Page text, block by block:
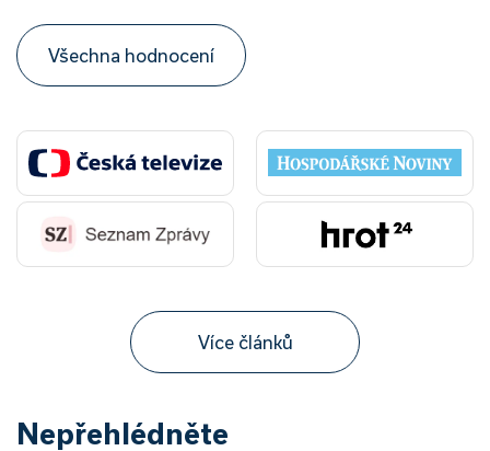
Všechna hodnocení
Více článků
Nepřehlédněte